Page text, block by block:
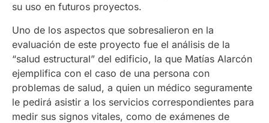
su uso en futuros proyectos.
Uno de los aspectos que sobresalieron en la
evaluación de este proyecto fue el análisis de la
“salud estructural” del edificio, la que Matías Alarcón
ejemplifica con el caso de una persona con
problemas de salud, a quien un médico seguramente
le pedirá asistir a los servicios correspondientes para
medir sus signos vitales, como de exámenes de